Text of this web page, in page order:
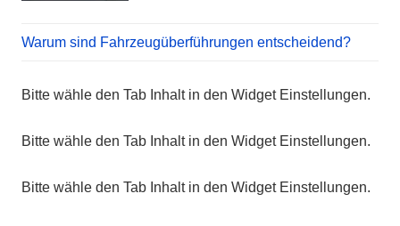
Warum sind Fahrzeugüberführungen entscheidend?
Bitte wähle den Tab Inhalt in den Widget Einstellungen.
Bitte wähle den Tab Inhalt in den Widget Einstellungen.
Bitte wähle den Tab Inhalt in den Widget Einstellungen.